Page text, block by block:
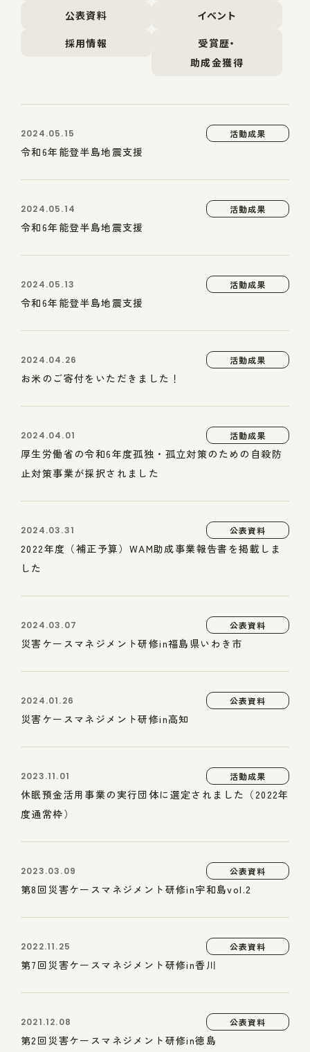
公表資料
イベント
採用情報
受賞歴・
助成金獲得
2024.05.15 活動成果
令和6年能登半島地震支援
2024.05.14 活動成果
令和6年能登半島地震支援
2024.05.13 活動成果
令和6年能登半島地震支援
2024.04.26 活動成果
お米のご寄付をいただきました！
2024.04.01 活動成果
厚生労働省の令和6年度孤独・孤立対策のための自殺防
止対策事業が採択されました
2024.03.31 公表資料
2022年度（補正予算）WAM助成事業報告書を掲載しま
した
2024.03.07 公表資料
災害ケースマネジメント研修in福島県いわき市
2024.01.26 公表資料
災害ケースマネジメント研修in高知
2023.11.01 活動成果
休眠預金活用事業の実行団体に選定されました（2022年
度通常枠）
2023.03.09 公表資料
第8回災害ケースマネジメント研修in宇和島vol.2
2022.11.25 公表資料
第7回災害ケースマネジメント研修in香川
2021.12.08 公表資料
第2回災害ケースマネジメント研修in徳島